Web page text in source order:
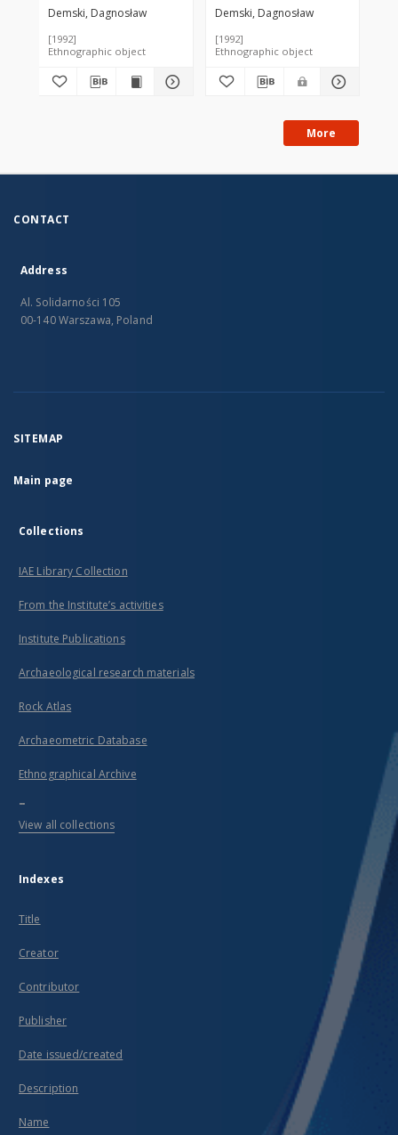
Demski, Dagnosław
[1992]
Ethnographic object
Demski, Dagnosław
[1992]
Ethnographic object
More
CONTACT
Address
Al. Solidarności 105
00-140 Warszawa, Poland
SITEMAP
Main page
Collections
IAE Library Collection
From the Institute’s activities
Institute Publications
Archaeological research materials
Rock Atlas
Archaeometric Database
Ethnographical Archive
...
View all collections
Indexes
Title
Creator
Contributor
Publisher
Date issued/created
Description
Name